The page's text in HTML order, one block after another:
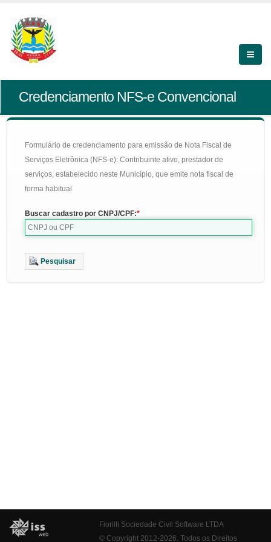
Credenciamento NFS-e Convencional
Formulário de credenciamento para emissão de Nota Fiscal de
Serviços Eletrônica (NFS-e): Contribuinte ativo, prestador de
serviços, estabelecido neste Município, que emite nota fiscal de
forma habitual
Buscar cadastro por CNPJ/CPF:
Pesquisar
Fiorilli Sociedade Civil Software LTDA
© Copyright 2012-2026. Todos os Direitos